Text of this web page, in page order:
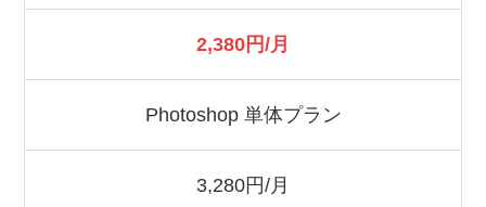
2,380円/月
Photoshop 単体プラン
3,280円/月